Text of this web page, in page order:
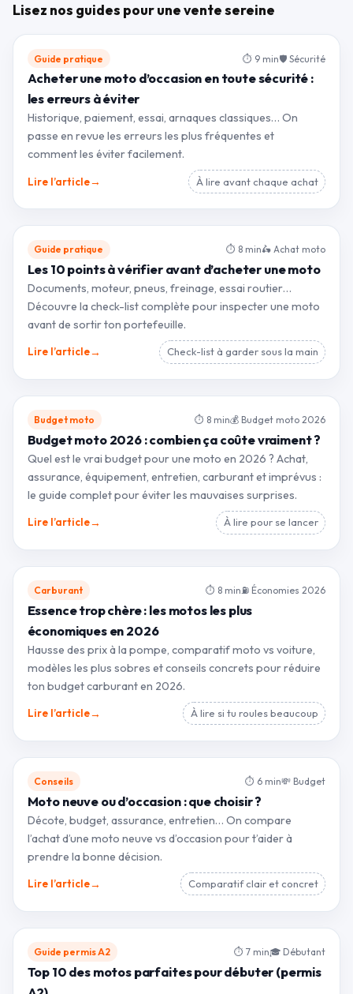
Lisez nos guides pour une vente sereine
Guide pratique ⏱ 9 min🛡 Sécurité
Acheter une moto d’occasion en toute sécurité :
les erreurs à éviter
Historique, paiement, essai, arnaques classiques… On
passe en revue les erreurs les plus fréquentes et
comment les éviter facilement.
Lire l’article→ À lire avant chaque achat
Guide pratique ⏱ 8 min🛵 Achat moto
Les 10 points à vérifier avant d’acheter une moto
Documents, moteur, pneus, freinage, essai routier…
Découvre la check-list complète pour inspecter une moto
avant de sortir ton portefeuille.
Lire l’article→ Check-list à garder sous la main
Budget moto ⏱ 8 min💰 Budget moto 2026
Budget moto 2026 : combien ça coûte vraiment ?
Quel est le vrai budget pour une moto en 2026 ? Achat,
assurance, équipement, entretien, carburant et imprévus :
le guide complet pour éviter les mauvaises surprises.
Lire l’article→ À lire pour se lancer
Carburant ⏱ 8 min⛽ Économies 2026
Essence trop chère : les motos les plus
économiques en 2026
Hausse des prix à la pompe, comparatif moto vs voiture,
modèles les plus sobres et conseils concrets pour réduire
ton budget carburant en 2026.
Lire l’article→ À lire si tu roules beaucoup
Conseils ⏱ 6 min💸 Budget
Moto neuve ou d’occasion : que choisir ?
Décote, budget, assurance, entretien… On compare
l’achat d’une moto neuve vs d’occasion pour t’aider à
prendre la bonne décision.
Lire l’article→ Comparatif clair et concret
Guide permis A2 ⏱ 7 min🎓 Débutant
Top 10 des motos parfaites pour débuter (permis